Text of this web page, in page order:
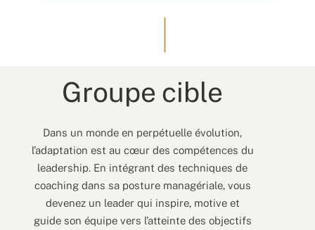
Groupe cible
Dans un monde en perpétuelle évolution,
l’adaptation est au cœur des compétences du
leadership. En intégrant des techniques de
coaching dans sa posture managériale, vous
devenez un leader qui inspire, motive et
guide son équipe vers l’atteinte des objectifs